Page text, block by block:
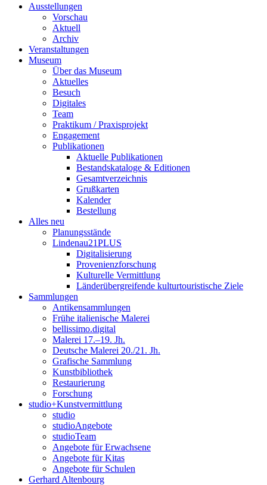
Ausstellungen
Vorschau
Aktuell
Archiv
Veranstaltungen
Museum
Über das Museum
Aktuelles
Besuch
Digitales
Team
Praktikum / Praxisprojekt
Engagement
Publikationen
Aktuelle Publikationen
Bestandskataloge & Editionen
Gesamtverzeichnis
Grußkarten
Kalender
Bestellung
Alles neu
Planungsstände
Lindenau21PLUS
Digitalisierung
Provenienzforschung
Kulturelle Vermittlung
Länderübergreifende kulturtouristische Ziele
Sammlungen
Antikensammlungen
Frühe italienische Malerei
bellissimo.digital
Malerei 17.–19. Jh.
Deutsche Malerei 20./21. Jh.
Grafische Sammlung
Kunstbibliothek
Restaurierung
Forschung
studio+Kunstvermittlung
studio
studioAngebote
studioTeam
Angebote für Erwachsene
Angebote für Kitas
Angebote für Schulen
Gerhard Altenbourg